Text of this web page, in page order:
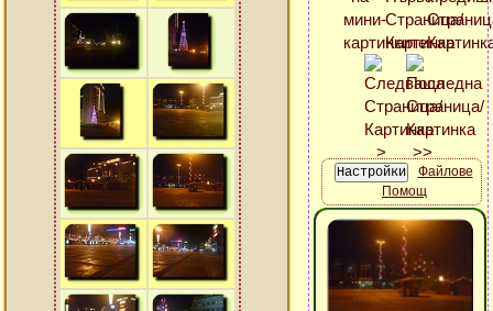
Файлове
Помощ